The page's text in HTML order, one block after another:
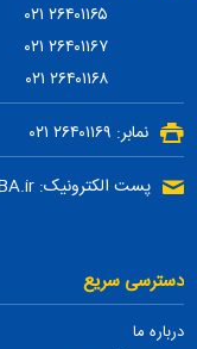
۲۶۴۰۱۱۶۷ ۰۲۱
۲۶۴۰۱۱۶۸ ۰۲۱
نمابر: ۲۶۴۰۱۱۶۹ ۰۲۱
پست الکترونیک: info @ IPBA.ir
دسترسی سریع
درباره ما